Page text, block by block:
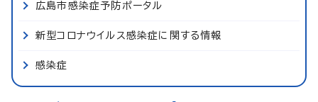
広島市感染症予防ポータル
新型コロナウイルス感染症に関する情報
感染症